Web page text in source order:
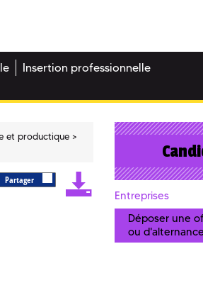
Insertion professionnelle
et productique
Partager
Entreprises
Déposer une
ou d'alternance